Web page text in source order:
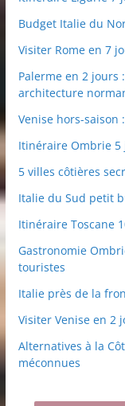
Budget Italie du
Visiter Rome en 7
Palerme en 2 jours
architecture
Venise hors-
Itinéraire Ombrie 5
5 villes côtières
Italie du Sud petit
Itinéraire Toscane
Gastronomie
touristes
Italie près de la
Visiter Venise en 2
Alternatives à la
méconnues